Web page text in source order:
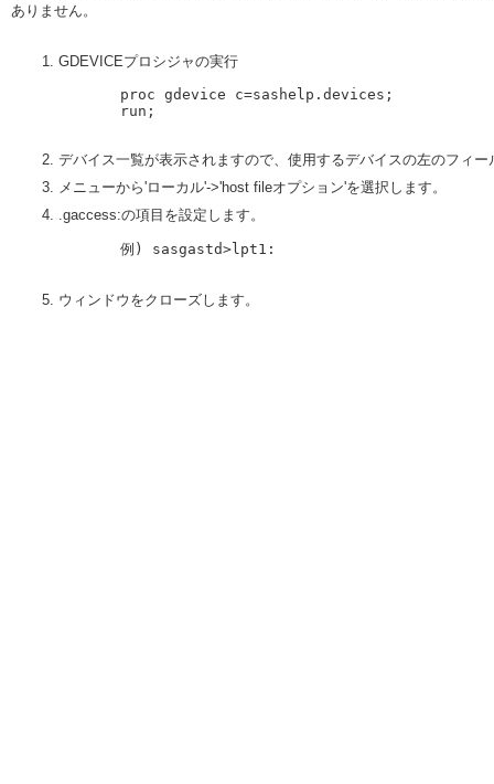
ありません。
GDEVICEプロシジャの実行
デバイス一覧が表示されますので、使用するデバイスの左のフィ
メニューから'ローカル'->'host fileオプション'を選択します。
.gaccess:の項目を設定します。
       例) sasgastd>lpt1:
ウィンドウをクローズします。